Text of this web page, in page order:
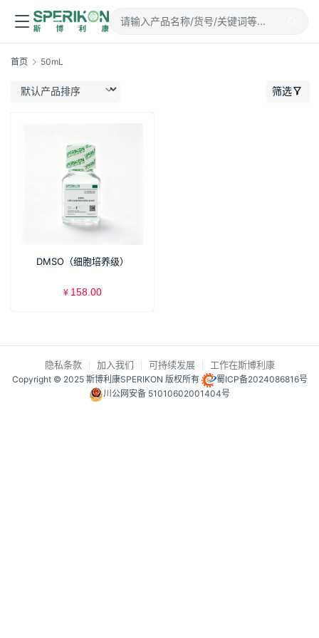
首页 50mL
筛选
DMSO（细胞培养级）
¥ 158.00
隐私条款 加入我们 可持续发展 工作在斯博利康
Copyright © 2025 斯博利康SPERIKON 版权所有
蜀ICP备2024086816号
川公网安备 51010602001404号